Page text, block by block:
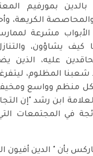
بالدين بمورفيم
الكريهة،
الأبواب مشرعة
كيف يشاؤون،
عليه، الذين
المظلوم،
منظم وواسع
ابن رشد "إن
في المجتمعات
بأن " الدين